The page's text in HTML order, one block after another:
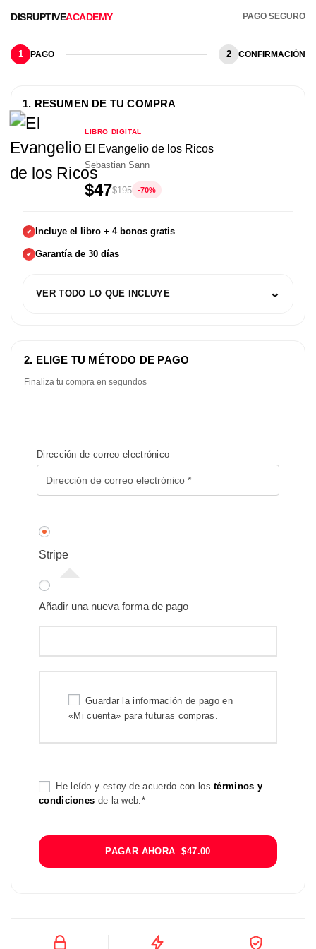
DISRUPTIVEACADEMY PAGO SEGURO
1 PAGO 2 CONFIRMACIÓN
1. RESUMEN DE TU COMPRA
LIBRO DIGITAL
El Evangelio de los Ricos
Sebastian Sann
$47$195 -70%
Incluye el libro + 4 bonos gratis
Garantía de 30 días
VER TODO LO QUE INCLUYE ⌄
2. ELIGE TU MÉTODO DE PAGO
Finaliza tu compra en segundos
Dirección de correo electrónico
Stripe
Añadir una nueva forma de pago
Guardar la información de pago en
«Mi cuenta» para futuras compras.
He leído y estoy de acuerdo con lostérminos y
condiciones de la web.*
PAGAR AHORA $47.00